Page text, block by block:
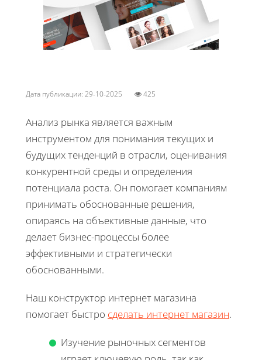
Дата публикации: 29-10-2025 425
Анализ рынка является важным
инструментом для понимания текущих и
будущих тенденций в отрасли, оценивания
конкурентной среды и определения
потенциала роста. Он помогает компаниям
принимать обоснованные решения,
опираясь на объективные данные, что
делает бизнес-процессы более
эффективными и стратегически
обоснованными.
Наш конструктор интернет магазина
помогает быстро сделать интернет магазин.
Изучение рыночных сегментов